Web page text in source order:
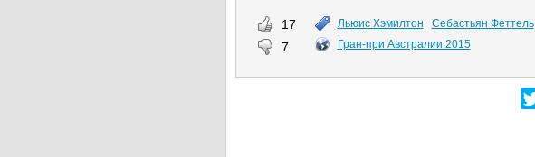
17
7
Льюис Хэмилтон Себастьян Феттель
Гран-при Австралии 2015